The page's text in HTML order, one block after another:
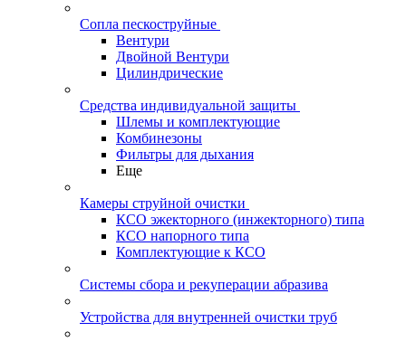
Сопла пескоструйные
Вентури
Двойной Вентури
Цилиндрические
Средства индивидуальной защиты
Шлемы и комплектующие
Комбинезоны
Фильтры для дыхания
Еще
Камеры струйной очистки
КСО эжекторного (инжекторного) типа
КСО напорного типа
Комплектующие к КСО
Системы сбора и рекуперации абразива
Устройства для внутренней очистки труб